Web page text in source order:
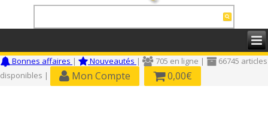
Bonnes affaires | Nouveautés | 705 en ligne |
66745 articles
disponibles |
Mon Compte 0,00€